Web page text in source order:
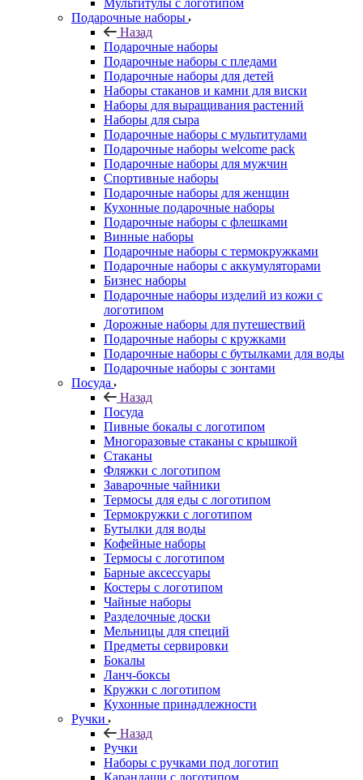
Мультитулы с логотипом
Подарочные наборы
Назад
Подарочные наборы
Подарочные наборы с пледами
Подарочные наборы для детей
Наборы стаканов и камни для виски
Наборы для выращивания растений
Наборы для сыра
Подарочные наборы с мультитулами
Подарочные наборы welcome pack
Подарочные наборы для мужчин
Спортивные наборы
Подарочные наборы для женщин
Кухонные подарочные наборы
Подарочные наборы с флешками
Винные наборы
Подарочные наборы с термокружками
Подарочные наборы с аккумуляторами
Бизнес наборы
Подарочные наборы изделий из кожи с
логотипом
Дорожные наборы для путешествий
Подарочные наборы с кружками
Подарочные наборы с бутылками для воды
Подарочные наборы с зонтами
Посуда
Назад
Посуда
Пивные бокалы с логотипом
Многоразовые стаканы с крышкой
Стаканы
Фляжки с логотипом
Заварочные чайники
Термосы для еды с логотипом
Термокружки с логотипом
Бутылки для воды
Кофейные наборы
Термосы с логотипом
Барные аксессуары
Костеры с логотипом
Чайные наборы
Разделочные доски
Мельницы для специй
Предметы сервировки
Бокалы
Ланч-боксы
Кружки с логотипом
Кухонные принадлежности
Ручки
Назад
Ручки
Наборы с ручками под логотип
Карандаши с логотипом